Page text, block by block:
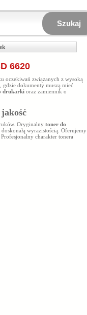
Szukaj
6620
oczekiwań związanych z wysoką
gdzie dokumenty muszą mieć
drukarki oraz zamiennik o
Oryginalny toner do
wyrazistością. Oferujemy
Profesjonalny charakter tonera